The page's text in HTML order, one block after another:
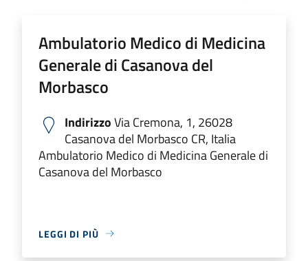
Ambulatorio Medico di Medicina
Generale di Casanova del
Morbasco
IndirizzoVia Cremona, 1, 26028
Casanova del Morbasco CR, Italia
Ambulatorio Medico di Medicina Generale di
Casanova del Morbasco
LEGGI DI PIÙ